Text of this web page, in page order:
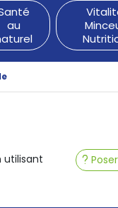
au
utilisant